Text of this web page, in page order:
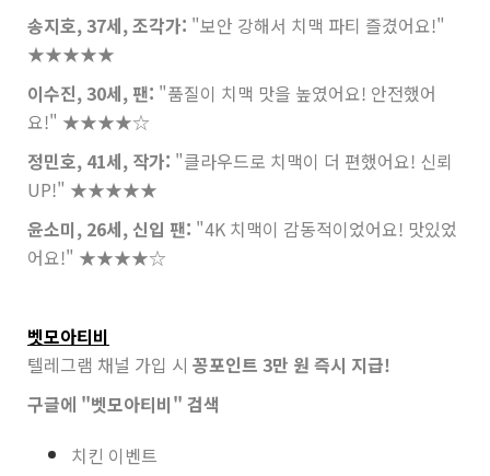
송지호, 37세, 조각가: "보안 강해서 치맥 파티 즐겼어요!"
★★★★★
이수진, 30세, 팬: "품질이 치맥 맛을 높였어요! 안전했어
요!" ★★★★☆
정민호, 41세, 작가: "클라우드로 치맥이 더 편했어요! 신뢰
UP!" ★★★★★
윤소미, 26세, 신입 팬: "4K 치맥이 감동적이었어요! 맛있었
어요!" ★★★★☆
벳모아티비
텔레그램 채널 가입 시 꽁포인트 3만 원 즉시 지급!
구글에 "벳모아티비" 검색
치킨 이벤트